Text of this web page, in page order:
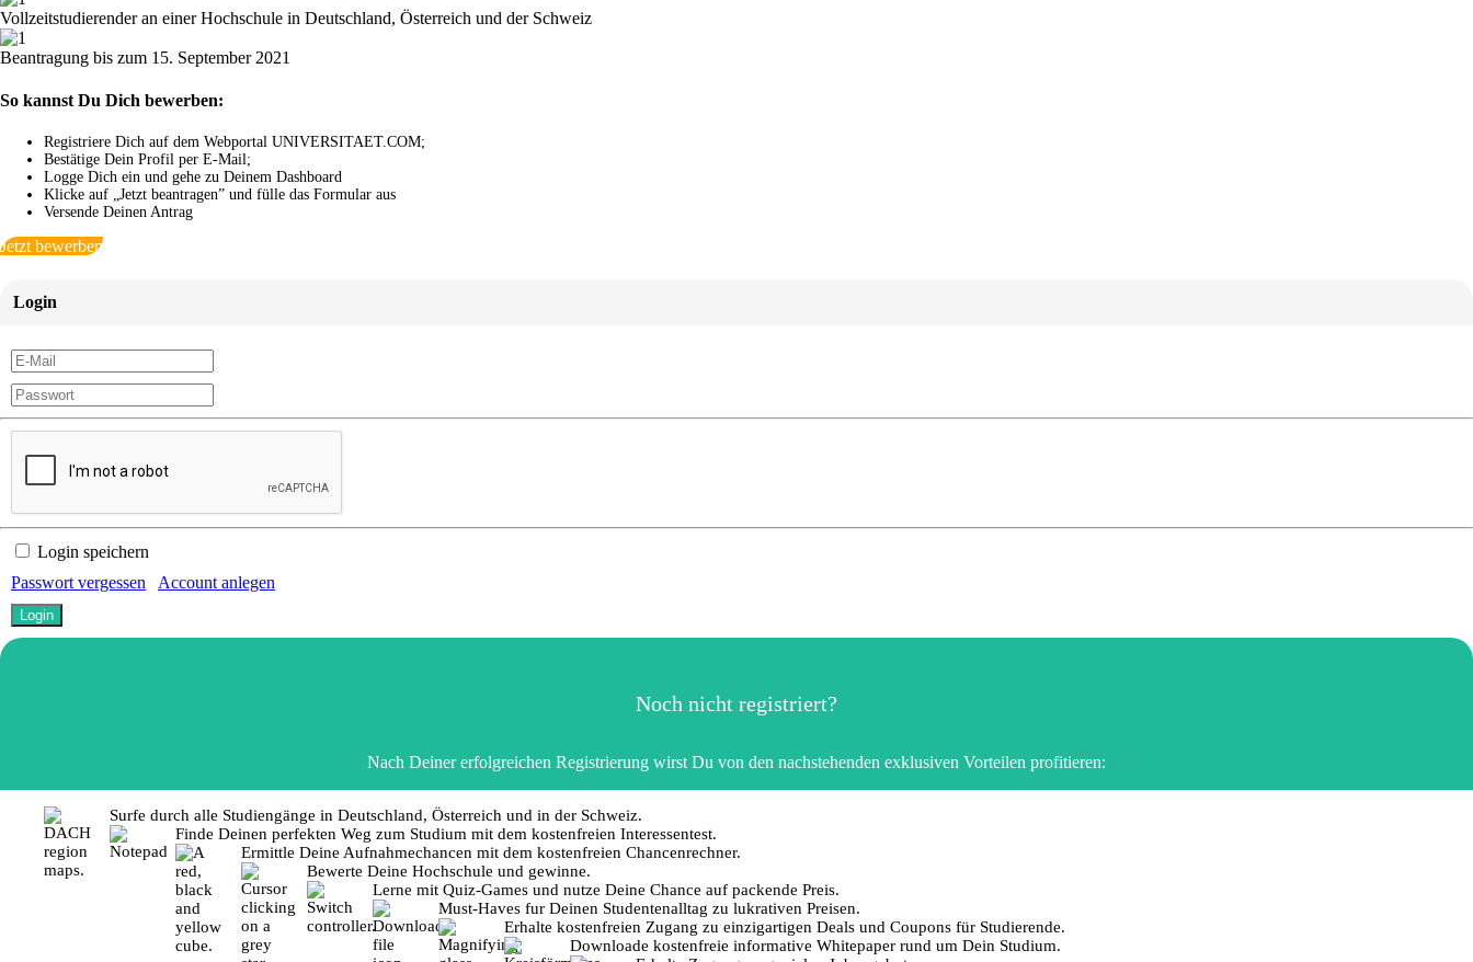
Vollzeitstudierender an einer Hochschule in Deutschland, Österreich und der Schweiz
Beantragung bis zum 15. September 2021
So kannst Du Dich bewerben:
Registriere Dich auf dem Webportal UNIVERSITAET.COM;
Bestätige Dein Profil per E-Mail;
Logge Dich ein und gehe zu Deinem Dashboard
Klicke auf „Jetzt beantragen” und fülle das Formular aus
Versende Deinen Antrag
Jetzt bewerben
Login
Login speichern
Passwort vergessen
Account anlegen
Noch nicht registriert?
Nach Deiner erfolgreichen Registrierung wirst Du von den nachstehenden exklusiven Vorteilen profitieren:
Surfe durch alle Studiengänge in Deutschland, Österreich und in der Schweiz.
Finde Deinen perfekten Weg zum Studium mit dem kostenfreien Interessentest.
Ermittle Deine Aufnahmechancen mit dem kostenfreien Chancenrechner.
Bewerte Deine Hochschule und gewinne.
Lerne mit Quiz-Games und nutze Deine Chance auf packende Preis.
Must-Haves fur Deinen Studentenalltag zu lukrativen Preisen.
Erhalte kostenfreien Zugang zu einzigartigen Deals und Coupons für Studierende.
Downloade kostenfreie informative Whitepaper rund um Dein Studium.